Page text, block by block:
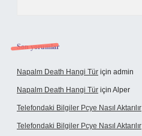
Son yorumlar
Napalm Death Hangi Tür için admin
Napalm Death Hangi Tür için Alper
Telefondaki Bilgiler Pcye Nasıl Aktarılır
Telefondaki Bilgiler Pcye Nasıl Aktarılır